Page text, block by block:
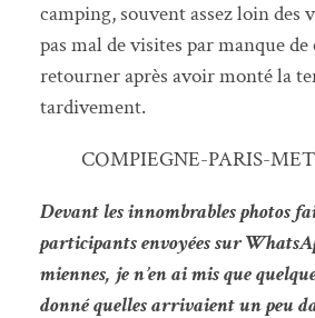
camping, souvent assez loin des
pas mal de visites par manque
retourner après avoir monté la
tardivement.
COMPIEGNE-PARIS-
Devant les innombrables photos
participants envoyées sur
miennes, je n’en ai mis que
donné quelles arrivaient un peu